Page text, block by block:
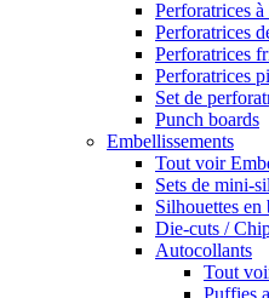
Perforatrices
Perforatrices
Perforatrices
Perforatrices
Set de
Punch boards
Embellissements
Tout voir
Sets de mini-
Silhouettes en
Die-cuts /
Autocollants
Tout
Puffies